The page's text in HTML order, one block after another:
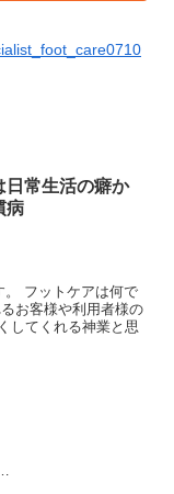
日常生活の癖か
病
。 フットケアは何で
お客様や利用者様の
してくれる神業と思